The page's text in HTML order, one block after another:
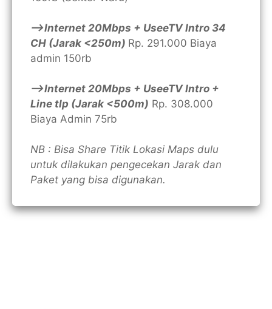
—>Internet 20Mbps + UseeTV Intro 34
CH (Jarak <250m) Rp. 291.000 Biaya
admin 150rb
—>Internet 20Mbps + UseeTV Intro +
Line tlp (Jarak <500m) Rp. 308.000
Biaya Admin 75rb
NB : Bisa Share Titik Lokasi Maps dulu
untuk dilakukan pengecekan Jarak dan
Paket yang bisa digunakan.